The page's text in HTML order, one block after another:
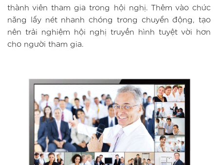
thành viên tham gia trong hội nghị. Thêm vào chức
năng lấy nét nhanh chóng trong chuyển động, tạo
nên trải nghiệm hội nghị truyền hình tuyệt vời hơn
cho người tham gia.